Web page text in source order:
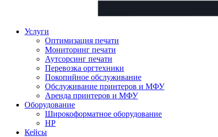
Услуги
Оптимизация печати
Мониторинг печати
Аутсорсинг печати
Перевозка оргтехники
Покопийное обслуживание
Обслуживание принтеров и МФУ
Аренда принтеров и МФУ
Оборудование
Широкоформатное оборудование
HP
Кейсы